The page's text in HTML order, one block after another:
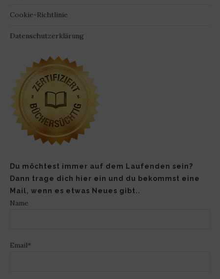
Cookie-Richtlinie
Datenschutzerklärung
Du möchtest immer auf dem Laufenden sein?
Dann trage dich hier ein und du bekommst eine
Mail, wenn es etwas Neues gibt..
Name
Email*